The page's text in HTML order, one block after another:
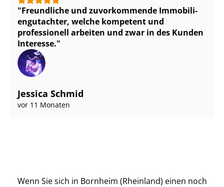
Freundliche und zuvorkommende Im­mo­bi­li­
en­gut­ach­ter, welche kompetent und
professionell arbeiten und zwar in des Kunden
Interesse.
Jessica Schmid
vor 11 Monaten
Wenn Sie sich in Bornheim (Rheinland) einen noch